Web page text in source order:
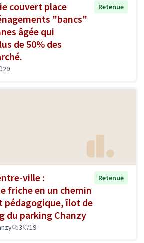
couvert place
"bancs"
âgée qui
de 50% des
Retenue
29
ville :
friche en un chemin
pédagogique, îlot de
du parking Chanzy
Retenue
3 19